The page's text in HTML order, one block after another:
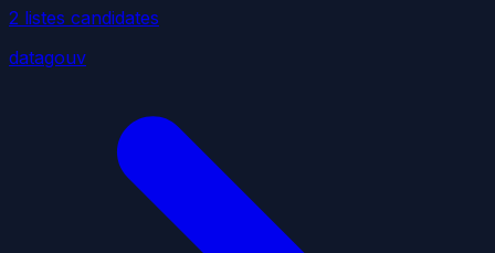
2 listes candidates
datagouv